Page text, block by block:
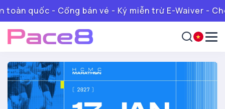
quốc - Cổng bán vé - Ký miễn trừ E-Waiver -